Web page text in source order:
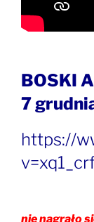
BOSKI
7
https://
nie nagrało